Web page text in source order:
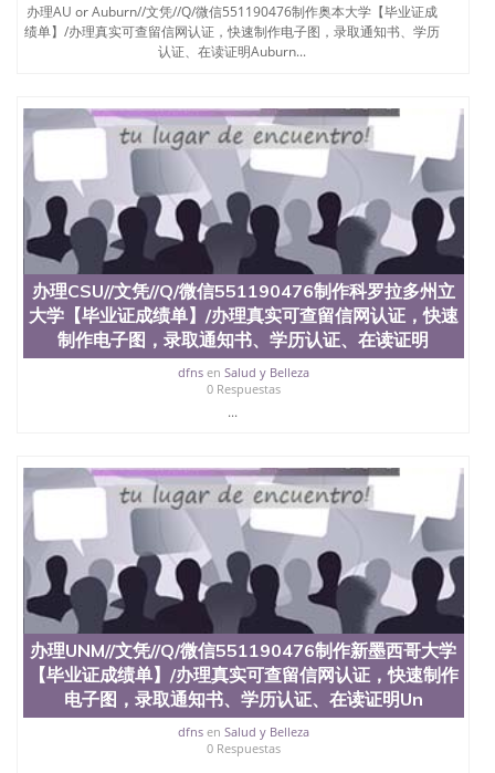
办理AU or Auburn//文凭//Q/微信551190476制作奥本大学【毕业证成
绩单】/办理真实可查留信网认证，快速制作电子图，录取通知书、学历
认证、在读证明Auburn...
办理CSU//文凭//Q/微信551190476制作科罗拉多州立
大学【毕业证成绩单】/办理真实可查留信网认证，快速
制作电子图，录取通知书、学历认证、在读证明
dfnsen Salud y Belleza
0 Respuestas
...
办理UNM//文凭//Q/微信551190476制作新墨西哥大学
【毕业证成绩单】/办理真实可查留信网认证，快速制作
电子图，录取通知书、学历认证、在读证明Un
dfnsen Salud y Belleza
0 Respuestas